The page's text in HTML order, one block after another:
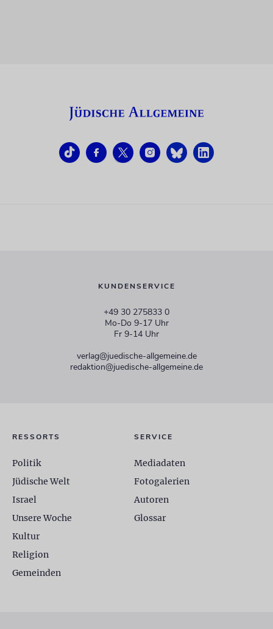
KUNDENSERVICE
+49 30 275833 0
Mo-Do 9-17 Uhr
Fr 9-14 Uhr
verlag@juedische-allgemeine.de
redaktion@juedische-allgemeine.de
RESSORTS
Politik
Jüdische Welt
Israel
Unsere Woche
Kultur
Religion
Gemeinden
SERVICE
Mediadaten
Fotogalerien
Autoren
Glossar